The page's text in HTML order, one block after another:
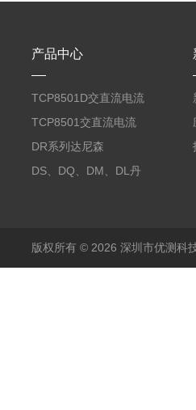
产品中心
TCP8501D交直流电流
探头500A
TCP8501交直流电流
探头500A
DR系列达尼森
Danisense高精度电流
DS、DQ、DM、DL丹
版权所有 © 2026 深圳市优测科